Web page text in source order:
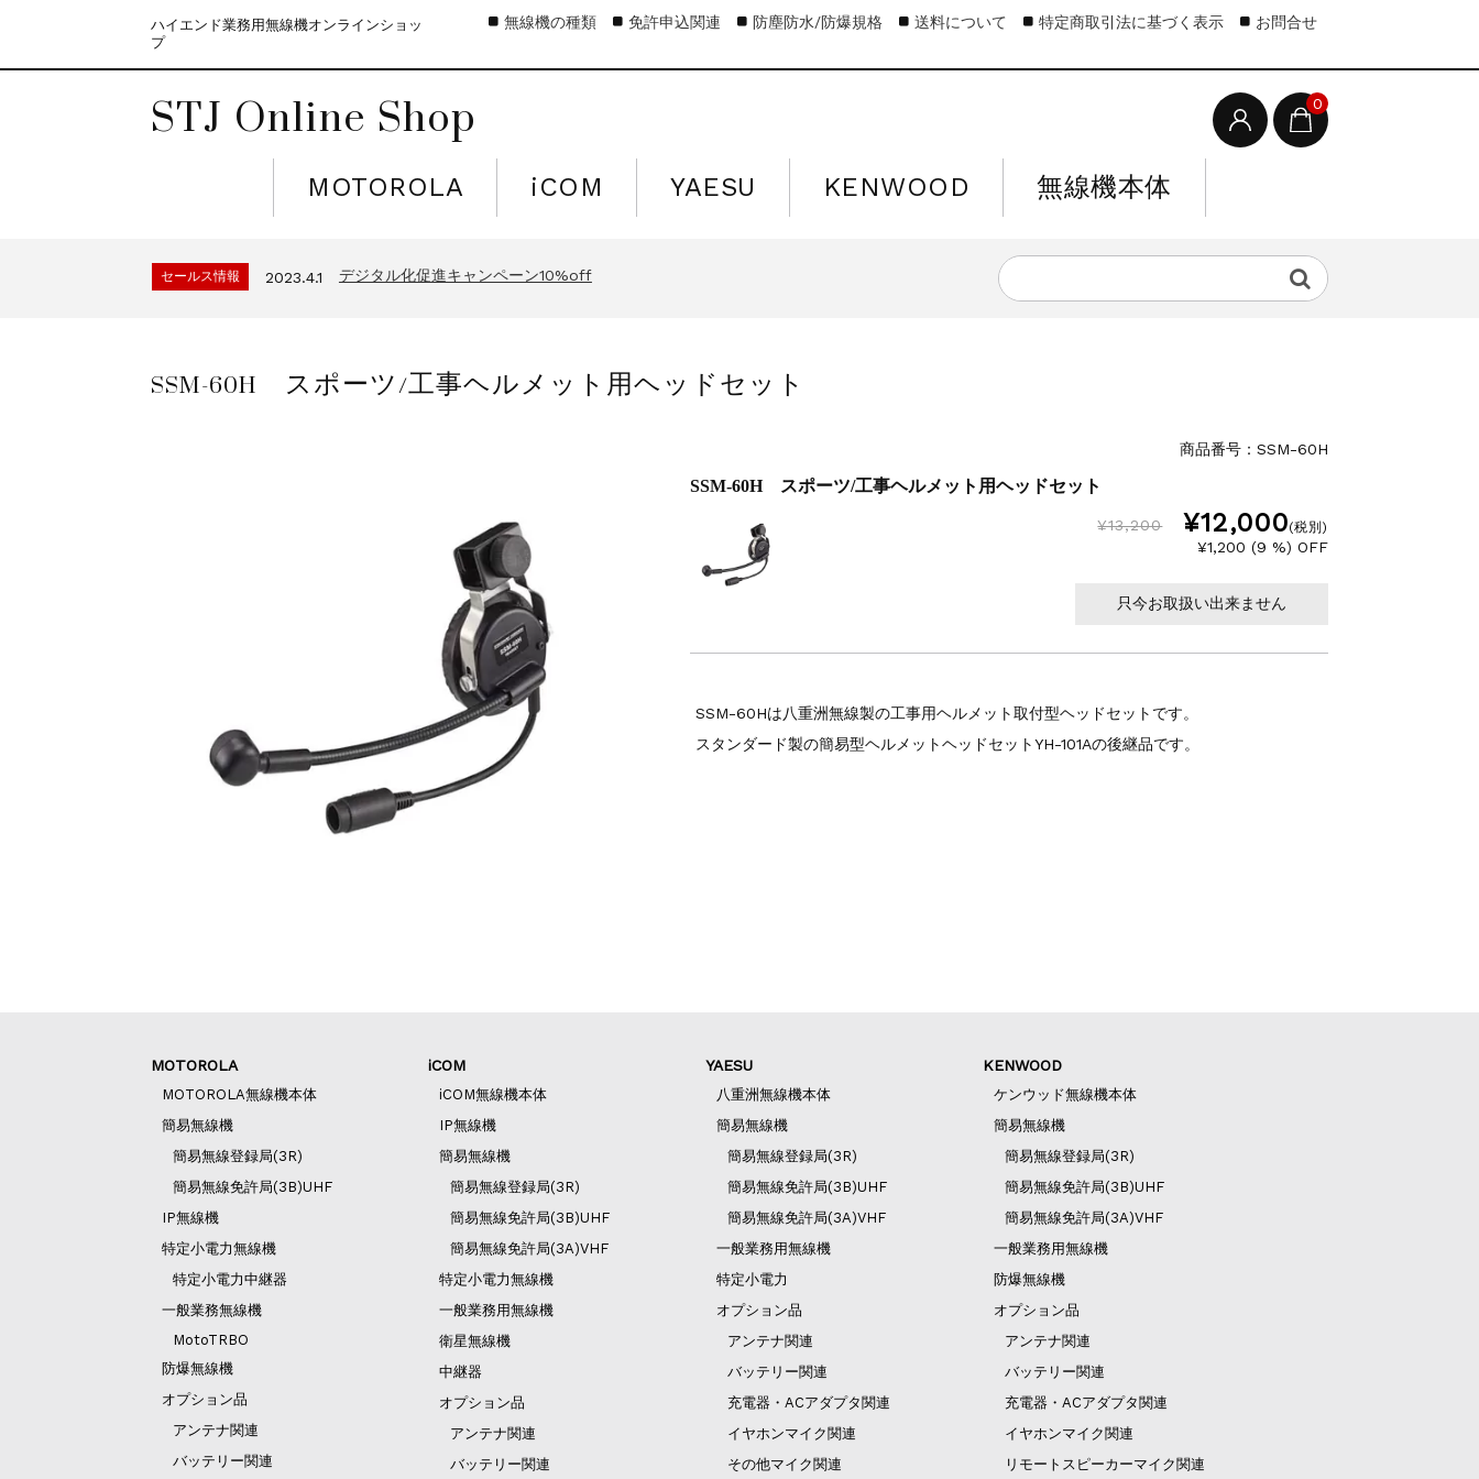
ハイエンド業務用無線機オンラインショッ
プ
STJ Online Shop 0
MOTOROLA iCOM YAESU KENWOOD 無線機本体
無線機の種類 免許申込関連 防塵防水/防爆規格 送料について 特定商取引法に基づく表示 お問合せ
2021.4.12 モトローラ無線機本体キャンペーン15%off
セールス情報 2023.4.1 デジタル化促進キャンペーン10%off
セールス情報 2021.4.12 モトローラ無線機本体キャンペーン15%off
SSM-60H スポーツ/工事ヘルメット用ヘッドセット
商品番号：SSM-60H
SSM-60H スポーツ/工事ヘルメット用ヘッドセット
¥13,200 ¥12,000(税別)
¥1,200 (9 %) OFF
只今お取扱い出来ません
SSM-60Hは八重洲無線製の工事用ヘルメット取付型ヘッドセットです。
スタンダード製の簡易型ヘルメットヘッドセットYH-101Aの後継品です。
MOTOROLA
MOTOROLA無線機本体
簡易無線機
簡易無線登録局(3R)
簡易無線免許局(3B)UHF
IP無線機
特定小電力無線機
特定小電力中継器
一般業務無線機
MotoTRBO
防爆無線機
オプション品
アンテナ関連
バッテリー関連
iCOM
iCOM無線機本体
IP無線機
簡易無線機
簡易無線登録局(3R)
簡易無線免許局(3B)UHF
簡易無線免許局(3A)VHF
特定小電力無線機
一般業務用無線機
衛星無線機
中継器
オプション品
アンテナ関連
バッテリー関連
YAESU
八重洲無線機本体
簡易無線機
簡易無線登録局(3R)
簡易無線免許局(3B)UHF
簡易無線免許局(3A)VHF
一般業務用無線機
特定小電力
オプション品
アンテナ関連
バッテリー関連
充電器・ACアダプタ関連
イヤホンマイク関連
その他マイク関連
KENWOOD
ケンウッド無線機本体
簡易無線機
簡易無線登録局(3R)
簡易無線免許局(3B)UHF
簡易無線免許局(3A)VHF
一般業務用無線機
防爆無線機
オプション品
アンテナ関連
バッテリー関連
充電器・ACアダプタ関連
イヤホンマイク関連
リモートスピーカーマイク関連